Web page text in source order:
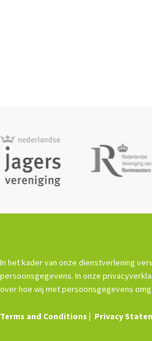
In het kader van onze dienstverlening
persoonsgegevens. In onze
over hoe wij met persoonsgegevens
Terms and Conditions Privacy